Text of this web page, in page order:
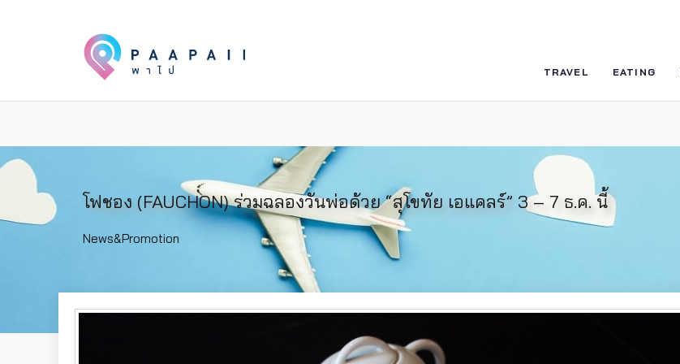
TRAVEL EATING
โฟชอง (FAUCHON) ร่วมฉลองวันพ่อด้วย “สุโขทัย เอแคลร์” 3 – 7 ธ.ค. นี้
News&Promotion